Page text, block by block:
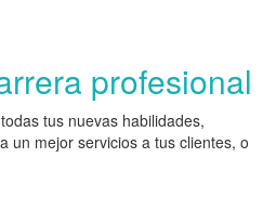
profesional
tus nuevas habilidades,
un mejor servicios a tus clientes, o